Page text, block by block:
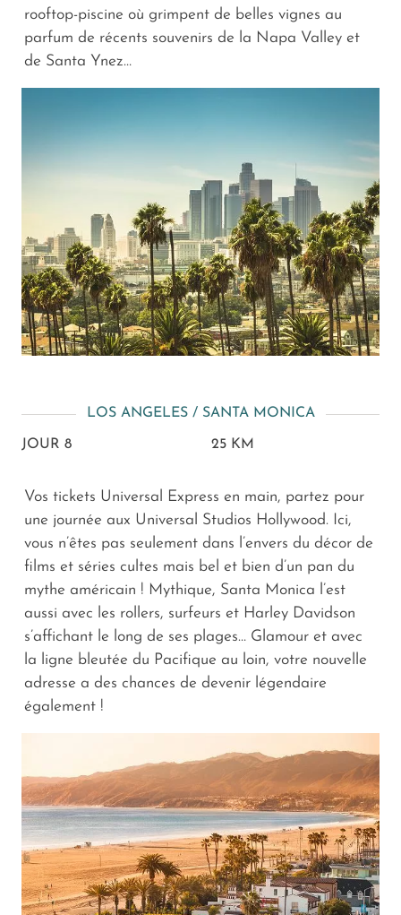
rooftop-piscine où grimpent de belles vignes au
parfum de récents souvenirs de la Napa Valley et
de Santa Ynez…
LOS ANGELES / SANTA MONICA
JOUR 8 25 KM
Vos tickets Universal Express en main, partez pour
une journée aux Universal Studios Hollywood. Ici,
vous n’êtes pas seulement dans l’envers du décor de
films et séries cultes mais bel et bien d’un pan du
mythe américain ! Mythique, Santa Monica l’est
aussi avec les rollers, surfeurs et Harley Davidson
s’affichant le long de ses plages… Glamour et avec
la ligne bleutée du Pacifique au loin, votre nouvelle
adresse a des chances de devenir légendaire
également !